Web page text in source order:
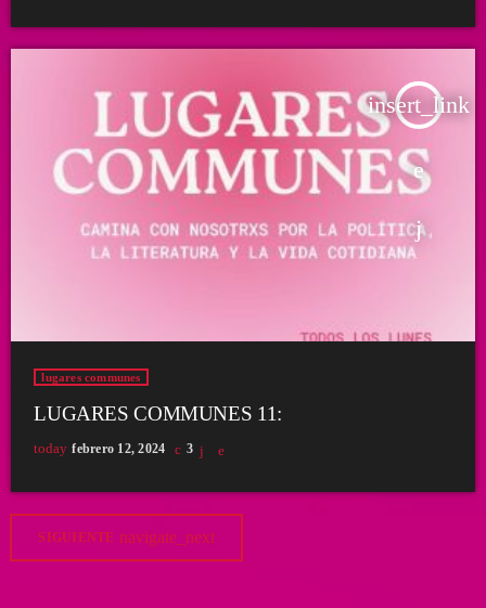
insert_link
lugares communes
LUGARES COMMUNES 11:
today febrero 12, 2024 3
SIGUIENTE navigate_next